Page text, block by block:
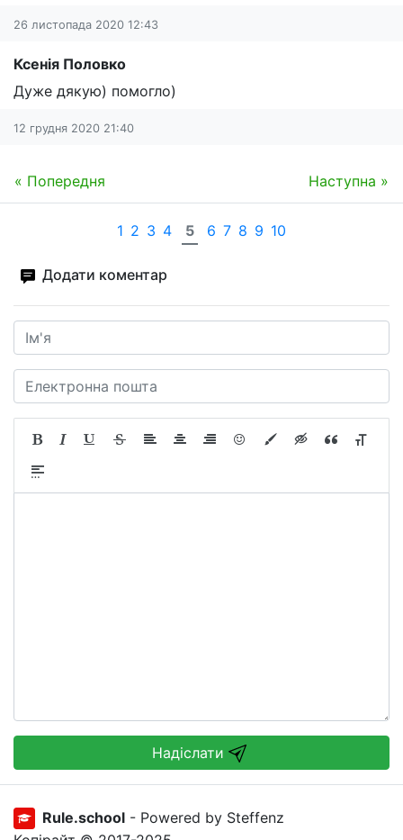
26 листопада 2020 12:43
Ксенія Половко
Дуже дякую) помогло)
12 грудня 2020 21:40
« Попередня Наступна »
1 2 3 4 5 6 7 8 9 10
Додати коментар
Надіслати
Rule.school - Powered by Steffenz